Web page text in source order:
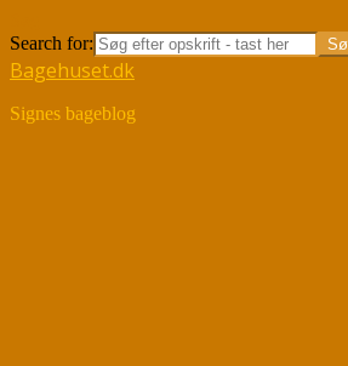
Search for:
Bagehuset.dk
Signes bageblog